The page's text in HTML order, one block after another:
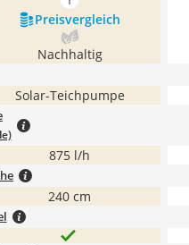
mehr anzeigen
Preis­vergleich
Nachhaltig
Solar-Teichpumpe
875 l/h
240 cm